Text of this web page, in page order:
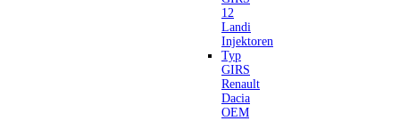
12
Landi
Injektoren
Typ
GIRS
Renault
Dacia
OEM